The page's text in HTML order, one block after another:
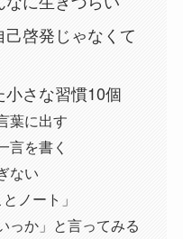
啓発じゃなくて
さな習慣10個
葉に出す
言を書く
ない
ノート」
っか」と言ってみる